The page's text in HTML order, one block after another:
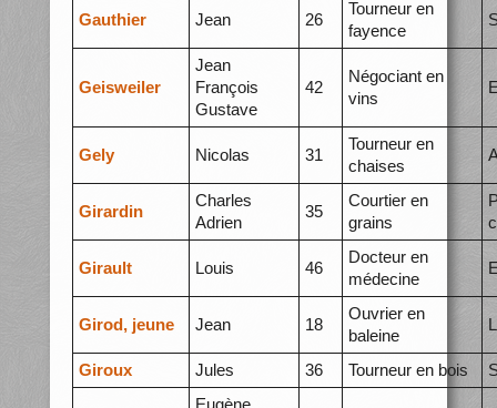
Gauthier Jean 26
Tourneur en
fayence
Geisweiler
Jean
François
Gustave
42
Négociant en
vins
Gely Nicolas 31
Tourneur en
chaises
Girardin
Charles
Adrien
35
Courtier en
grains
Girault Louis 46
Docteur en
médecine
Girod, jeune Jean 18
Ouvrier en
baleine
Giroux Jules 36 Tourneur en bois